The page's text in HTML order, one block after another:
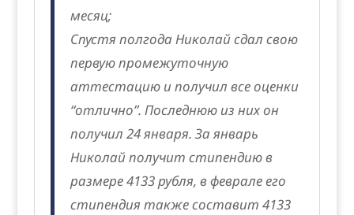
месяц;
Спустя полгода Николай сдал свою
первую промежуточную
аттестацию и получил все оценки
“отлично”. Последнюю из них он
получил 24 января. За январь
Николай получит стипендию в
размере 4133 рубля, в феврале его
стипендия также составит 4133